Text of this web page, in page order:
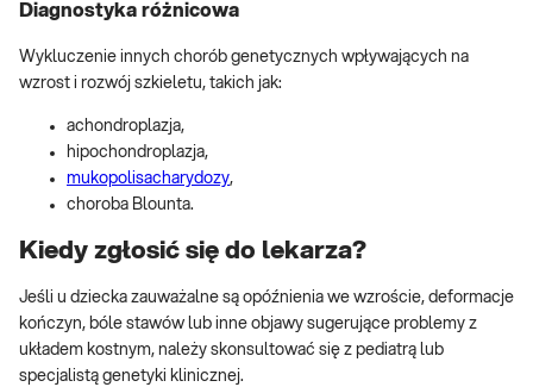
Diagnostyka różnicowa
Wykluczenie innych chorób genetycznych wpływających na
wzrost i rozwój szkieletu, takich jak:
achondroplazja,
hipochondroplazja,
mukopolisacharydozy,
choroba Blounta.
Kiedy zgłosić się do lekarza?
Jeśli u dziecka zauważalne są opóźnienia we wzroście, deformacje
kończyn, bóle stawów lub inne objawy sugerujące problemy z
układem kostnym, należy skonsultować się z pediatrą lub
specjalistą genetyki klinicznej.